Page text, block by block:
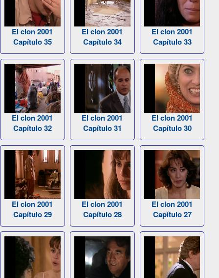
El clon 2001
Capítulo 35
El clon 2001
Capítulo 34
El clon 2001
Capítulo 33
El clon 2001
Capítulo 32
El clon 2001
Capítulo 31
El clon 2001
Capítulo 30
El clon 2001
Capítulo 29
El clon 2001
Capítulo 28
El clon 2001
Capítulo 27